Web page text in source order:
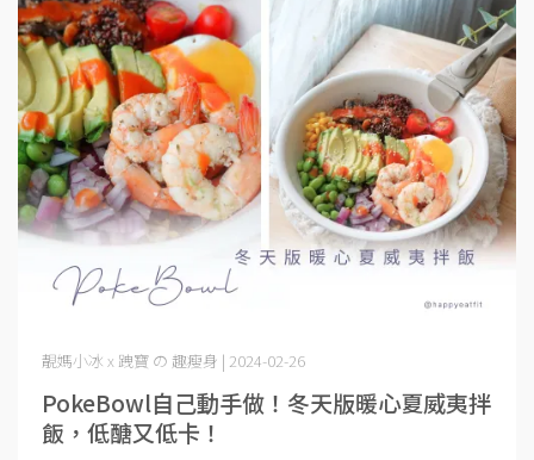
​PokeBowl自己動手做！冬天版暖心夏威夷拌
飯，低醣又低卡！
靚媽小冰 x 跩寶 の 趣瘦身 | 2024-02-26